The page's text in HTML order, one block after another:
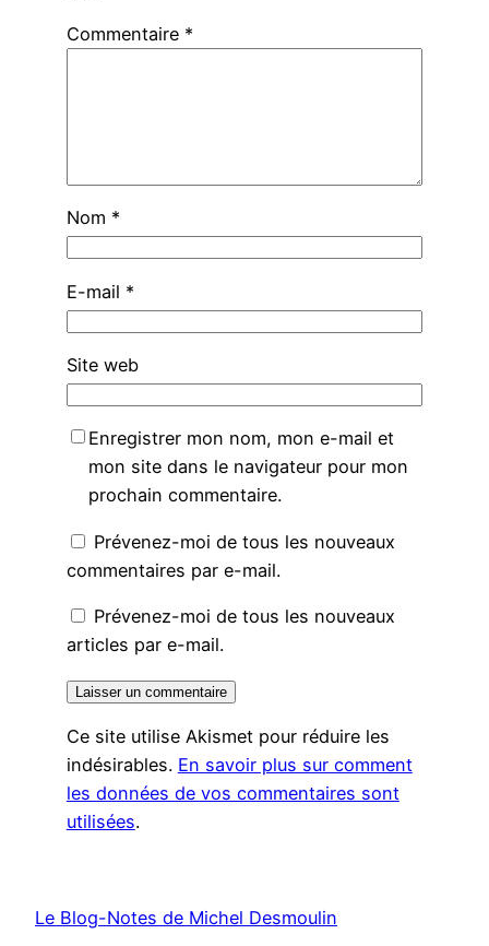
Commentaire *
Nom *
E-mail *
Site web
Enregistrer mon nom, mon e-mail et
mon site dans le navigateur pour mon
prochain commentaire.
Prévenez-moi de tous les nouveaux
commentaires par e-mail.
Prévenez-moi de tous les nouveaux
articles par e-mail.
Ce site utilise Akismet pour réduire les
indésirables. En savoir plus sur comment
les données de vos commentaires sont
utilisées.
Le Blog-Notes de Michel Desmoulin